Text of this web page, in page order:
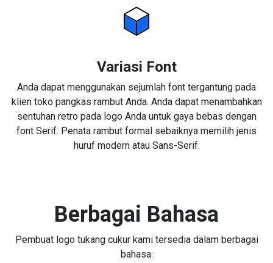
Variasi Font
Anda dapat menggunakan sejumlah font tergantung pada
klien toko pangkas rambut Anda. Anda dapat menambahkan
sentuhan retro pada logo Anda untuk gaya bebas dengan
font Serif. Penata rambut formal sebaiknya memilih jenis
huruf modern atau Sans-Serif.
Berbagai Bahasa
Pembuat logo tukang cukur kami tersedia dalam berbagai
bahasa: